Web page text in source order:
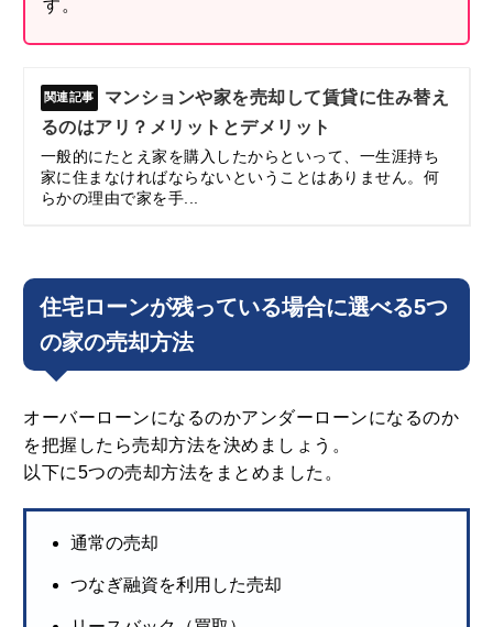
す。
マンションや家を売却して賃貸に住み替え
るのはアリ？メリットとデメリット
一般的にたとえ家を購入したからといって、一生涯持ち
家に住まなければならないということはありません。何
らかの理由で家を手...
住宅ローンが残っている場合に選べる5つ
の家の売却方法
オーバーローンになるのかアンダーローンになるのか
を把握したら売却方法を決めましょう。
以下に5つの売却方法をまとめました。
通常の売却
つなぎ融資を利用した売却